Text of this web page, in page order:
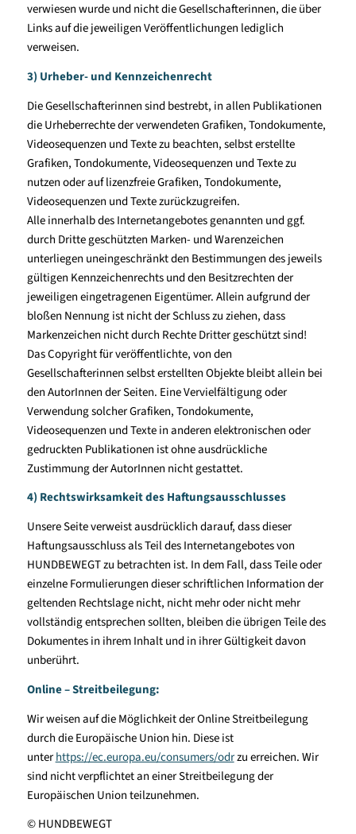
verwiesen wurde und nicht die Gesellschafterinnen, die über
Links auf die jeweiligen Veröffentlichungen lediglich
verweisen.
3) Urheber- und Kennzeichenrecht
Die Gesellschafterinnen sind bestrebt, in allen Publikationen
die Urheberrechte der verwendeten Grafiken, Tondokumente,
Videosequenzen und Texte zu beachten, selbst erstellte
Grafiken, Tondokumente, Videosequenzen und Texte zu
nutzen oder auf lizenzfreie Grafiken, Tondokumente,
Videosequenzen und Texte zurückzugreifen.
Alle innerhalb des Internetangebotes genannten und ggf.
durch Dritte geschützten Marken- und Warenzeichen
unterliegen uneingeschränkt den Bestimmungen des jeweils
gültigen Kennzeichenrechts und den Besitzrechten der
jeweiligen eingetragenen Eigentümer. Allein aufgrund der
bloßen Nennung ist nicht der Schluss zu ziehen, dass
Markenzeichen nicht durch Rechte Dritter geschützt sind!
Das Copyright für veröffentlichte, von den
Gesellschafterinnen selbst erstellten Objekte bleibt allein bei
den AutorInnen der Seiten. Eine Vervielfältigung oder
Verwendung solcher Grafiken, Tondokumente,
Videosequenzen und Texte in anderen elektronischen oder
gedruckten Publikationen ist ohne ausdrückliche
Zustimmung der AutorInnen nicht gestattet.
4) Rechtswirksamkeit des Haftungsausschlusses
Unsere Seite verweist ausdrücklich darauf, dass dieser
Haftungsausschluss als Teil des Internetangebotes von
HUNDBEWEGT zu betrachten ist. In dem Fall, dass Teile oder
einzelne Formulierungen dieser schriftlichen Information der
geltenden Rechtslage nicht, nicht mehr oder nicht mehr
vollständig entsprechen sollten, bleiben die übrigen Teile des
Dokumentes in ihrem Inhalt und in ihrer Gültigkeit davon
unberührt.
Online – Streitbeilegung:
Wir weisen auf die Möglichkeit der Online Streitbeilegung
durch die Europäische Union hin. Diese ist
unterhttps://ec.europa.eu/consumers/odrzu erreichen. Wir
sind nicht verpflichtet an einer Streitbeilegung der
Europäischen Union teilzunehmen.
© HUNDBEWEGT